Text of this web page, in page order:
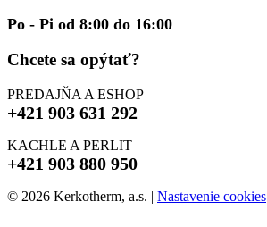
Po - Pi od 8:00 do 16:00
Chcete sa opýtať?
PREDAJŇA A ESHOP
+421 903 631 292
KACHLE A PERLIT
+421 903 880 950
© 2026 Kerkotherm, a.s. | Nastavenie cookies